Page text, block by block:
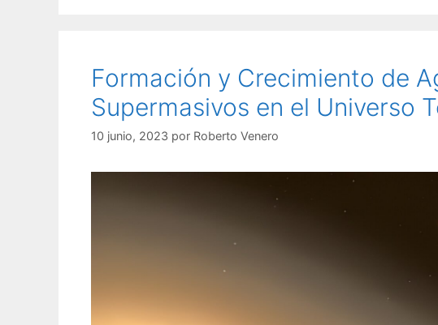
Formación y Crecimiento de
Supermasivos en el Universo
10 junio, 2023 por Roberto Venero